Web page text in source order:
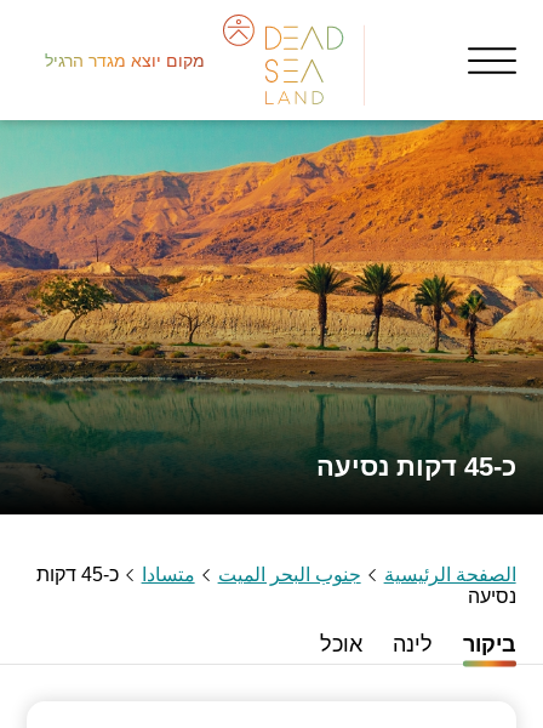
מקום יוצא מגדר הרגיל
כ-45 דקות נסיעה
الصفحة الرئيسية جنوب البحر الميت متسادا
כ-45 דקות
נסיעה
ביקור לינה אוכל